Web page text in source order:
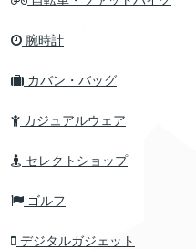
腕時計
カバン・バッグ
カジュアルウェア
セレクトショップ
ゴルフ
デジタルガジェット